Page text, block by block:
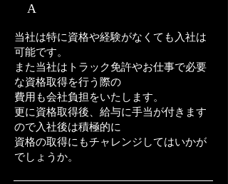
​A
​当社は特に資格や経験がなくても入社は
可能です。
また当社はトラック免許やお仕事で必要
な資格取得を行う際の
費用も会社負担をいたします。
更に資格取得後、給与に手当が付きます
ので入社後は積極的に
​資格の取得にもチャレンジしてはいかが
でしょうか。